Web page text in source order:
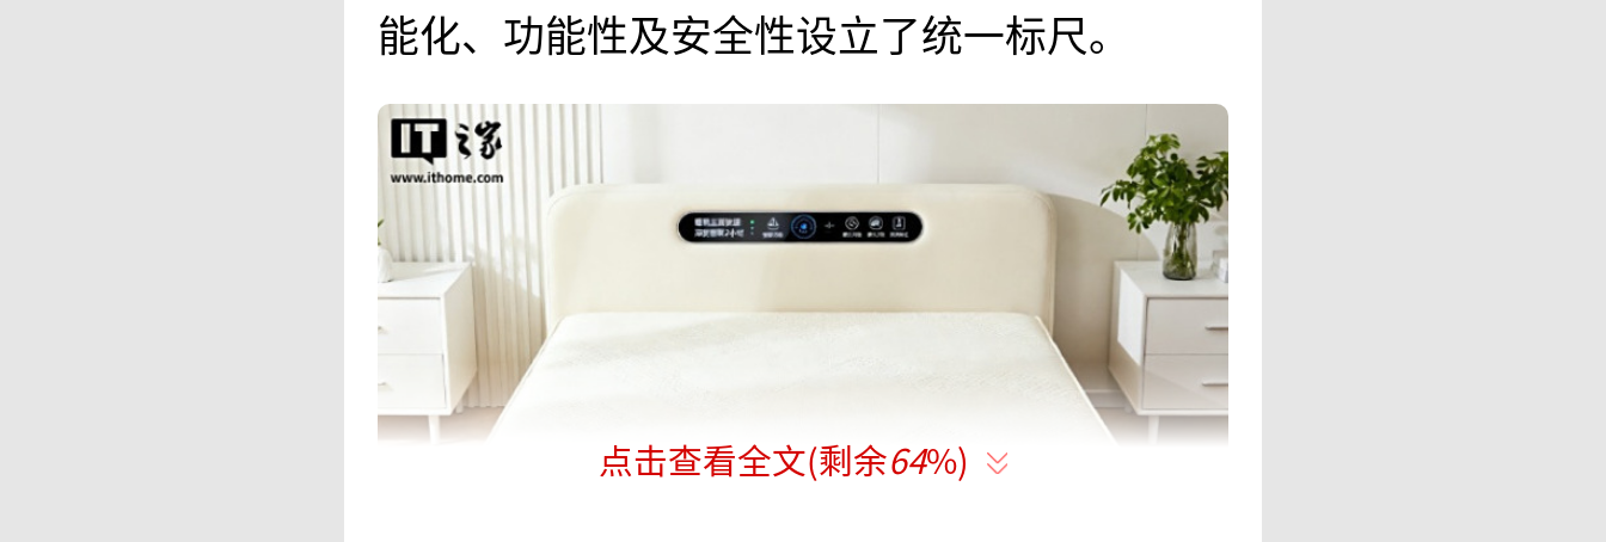
能化、功能性及安全性设立了统一标尺。
点击查看全文(剩余64%)